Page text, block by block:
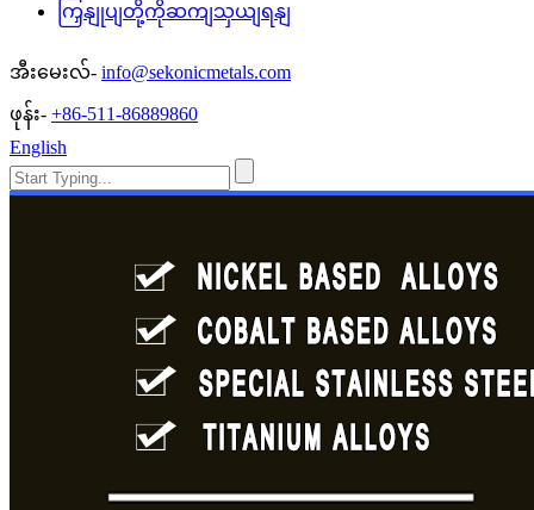
ကြှနျုပျတို့ကိုဆကျသှယျရနျ
အီးမေးလ်- info@sekonicmetals.com
ဖုန်း- +86-511-86889860
English